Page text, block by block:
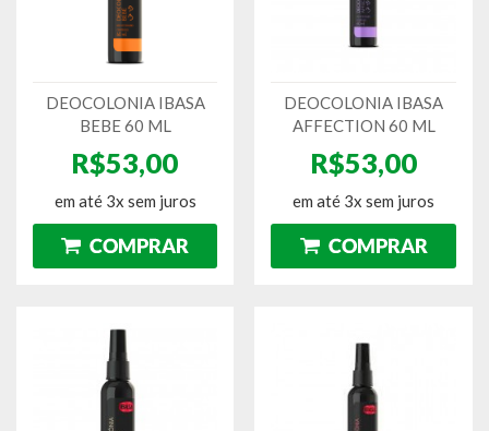
DEOCOLONIA IBASA
BEBE 60 ML
R$53,00
em até 3x sem juros
DEOCOLONIA IBASA
AFFECTION 60 ML
R$53,00
em até 3x sem juros